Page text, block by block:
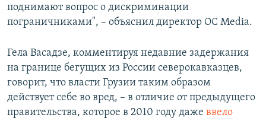
поднимают вопрос о дискриминации
пограничниками", – объяснил директор OC Media.
Гела Васадзе, комментируя недавние задержания
на границе бегущих из России северокавказцев,
говорит, что власти Грузии таким образом
действует себе во вред, – в отличие от предыдущего
правительства, которое в 2010 году даже ввело